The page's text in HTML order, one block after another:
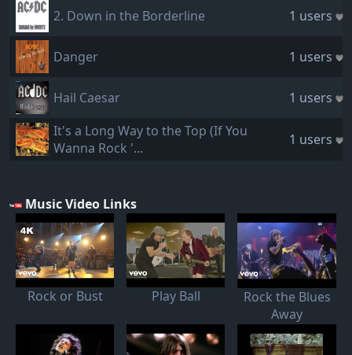
2. Down in the Borderline 1 users
Danger 1 users
Hail Caesar
1 users
It's a Long Way to the Top (If You
Wanna Rock '...
1 users
Music Video Links
Rock or Bust Play Ball
Rock the Blues
Away